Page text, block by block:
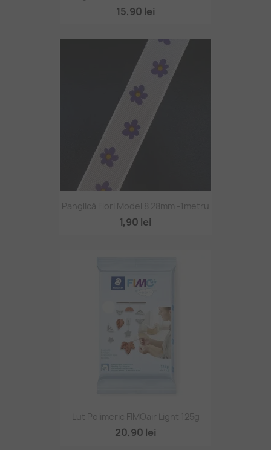
15,90 lei
Panglică Flori Model 8 28mm -1metru
1,90 lei
Lut Polimeric FIMOair Light 125g
20,90 lei